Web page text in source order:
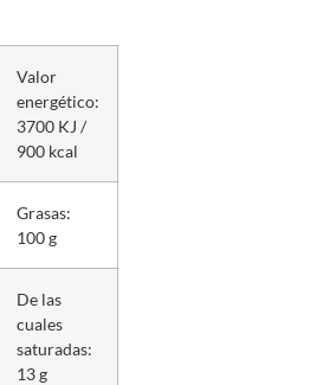
Valor
energético:
3700 KJ /
900 kcal
Grasas:
100 g
De las
cuales
saturadas:
13 g